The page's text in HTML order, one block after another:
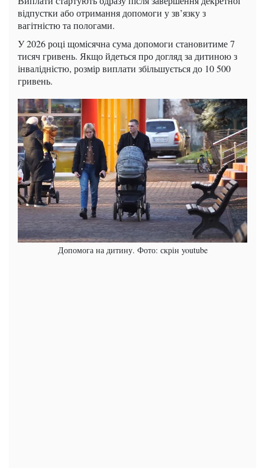
відпустки або отримання допомоги у зв’язку з
вагітністю та пологами.
У 2026 році щомісячна сума допомоги становитиме 7
тисяч гривень. Якщо йдеться про догляд за дитиною з
інвалідністю, розмір виплати збільшується до 10 500
гривень.
Допомога на дитину. Фото: скрін youtube